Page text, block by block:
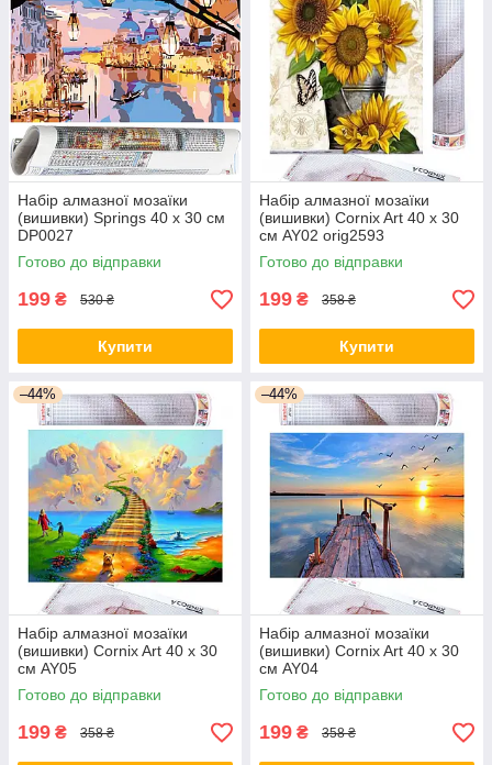
Набір алмазної мозаїки
(вишивки) Springs 40 x 30 см
DP0027
Готово до відправки
199 ₴ 530 ₴
Купити
Набір алмазної мозаїки
(вишивки) Cornix Art 40 x 30
см AY02 orig2593
Готово до відправки
199 ₴ 358 ₴
Купити
–44%
Набір алмазної мозаїки
(вишивки) Cornix Art 40 x 30
см AY05
Готово до відправки
199 ₴ 358 ₴
–44%
Набір алмазної мозаїки
(вишивки) Cornix Art 40 x 30
см AY04
Готово до відправки
199 ₴ 358 ₴